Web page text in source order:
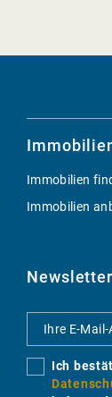
Immobilien
Immobilien
Newsletter
Ich